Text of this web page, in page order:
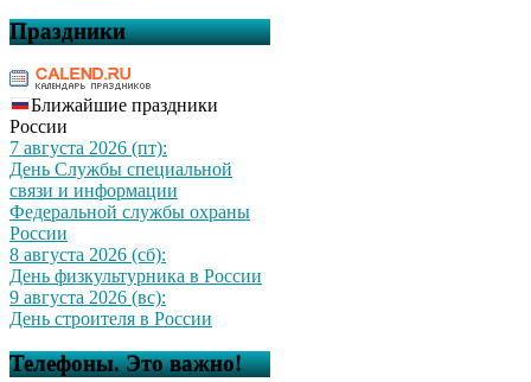
Праздники
Ближайшие праздники
России
7 августа 2026 (пт):
День Службы специальной
связи и информации
Федеральной службы охраны
России
8 августа 2026 (сб):
День физкультурника в России
9 августа 2026 (вс):
День строителя в России
Телефоны. Это важно!